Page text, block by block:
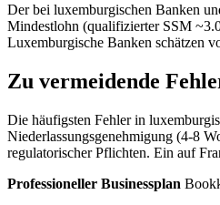
Der bei luxemburgischen Banken
Mindestlohn (qualifizierter SSM
Luxemburgische Banken schätzen
Zu vermeidende
Die häufigsten Fehler in
Niederlassungsgenehmigung (4-8
regulatorischer Pflichten. Ein auf
Professioneller Businessplan